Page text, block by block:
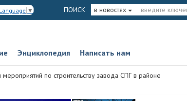
▼ ПОИСК в новостях
Энциклопедия Написать нам
по строительству завода СПГ в районе